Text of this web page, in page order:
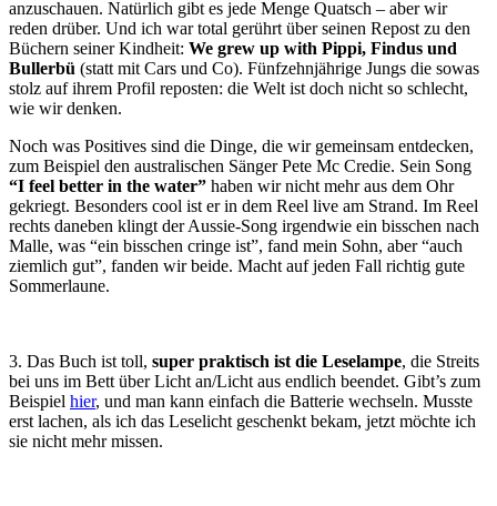
anzuschauen. Natürlich gibt es jede Menge Quatsch – aber wir
reden drüber. Und ich war total gerührt über seinen Repost zu den
Büchern seiner Kindheit: We grew up with Pippi, Findus und
Bullerbü (statt mit Cars und Co). Fünfzehnjährige Jungs die sowas
stolz auf ihrem Profil reposten: die Welt ist doch nicht so schlecht,
wie wir denken.
Noch was Positives sind die Dinge, die wir gemeinsam entdecken,
zum Beispiel den australischen Sänger Pete Mc Credie. Sein Song
“I feel better in the water” haben wir nicht mehr aus dem Ohr
gekriegt. Besonders cool ist er in dem Reel live am Strand. Im Reel
rechts daneben klingt der Aussie-Song irgendwie ein bisschen nach
Malle, was “ein bisschen cringe ist”, fand mein Sohn, aber “auch
ziemlich gut”, fanden wir beide. Macht auf jeden Fall richtig gute
Sommerlaune.
3. Das Buch ist toll, super praktisch ist die Leselampe, die Streits
bei uns im Bett über Licht an/Licht aus endlich beendet. Gibt’s zum
Beispiel hier, und man kann einfach die Batterie wechseln. Musste
erst lachen, als ich das Leselicht geschenkt bekam, jetzt möchte ich
sie nicht mehr missen.